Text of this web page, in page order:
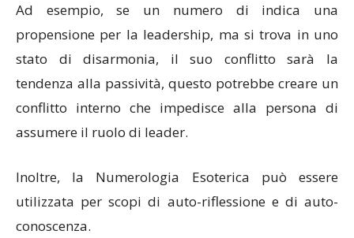
Ad esempio, se un numero di indica una
propensione per la leadership, ma si trova in uno
stato di disarmonia, il suo conflitto sarà la
tendenza alla passività, questo potrebbe creare un
conflitto interno che impedisce alla persona di
assumere il ruolo di leader.
Inoltre, la Numerologia Esoterica può essere
utilizzata per scopi di auto-riflessione e di auto-
conoscenza.